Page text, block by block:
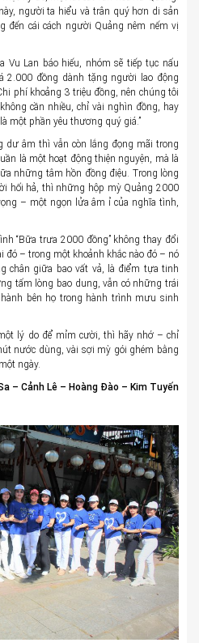
người ta hiểu và trân quý hơn di sản
đến cái cách người Quảng nêm nếm vị
Vu Lan báo hiếu, nhóm sẽ tiếp tục nấu
2.000 đồng dành tặng người lao động
phí khoảng 3 triệu đồng, nên chúng tôi
cần nhiều, chỉ vài nghìn đồng, hay
một phần yêu thương quý giá.”
dư âm thì vẫn còn lắng đọng mãi trong
là một hoạt động thiện nguyện, mà là
những tâm hồn đồng điệu. Trong lòng
hối hả, thì những hộp mỳ Quảng 2000
– một ngọn lửa âm ỉ của nghĩa tình,
“Bữa trưa 2000 đồng” không thay đổi
đó – trong một khoảnh khắc nào đó – nó
chân giữa bao vất vả, là điểm tựa tinh
tấm lòng bao dung, vẫn có những trái
bên họ trong hành trình mưu sinh
lý do để mỉm cười, thì hãy nhớ – chỉ
nước dùng, vài sợi mỳ gói ghém bằng
ngày.
Lê – Hoàng Đào – Kim Tuyến